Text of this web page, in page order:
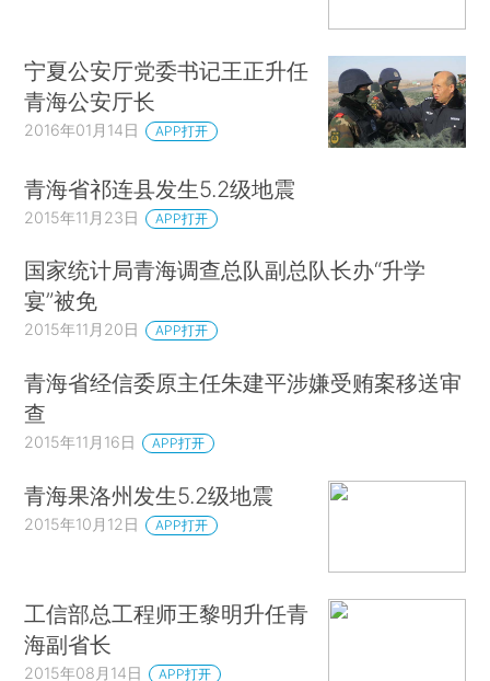
宁夏公安厅党委书记王正升任
青海公安厅长
2016年01月14日 APP打开
青海省祁连县发生5.2级地震
2015年11月23日 APP打开
国家统计局青海调查总队副总队长办“升学
宴”被免
2015年11月20日 APP打开
青海省经信委原主任朱建平涉嫌受贿案移送审
查
2015年11月16日 APP打开
青海果洛州发生5.2级地震
2015年10月12日 APP打开
工信部总工程师王黎明升任青
海副省长
2015年08月14日 APP打开